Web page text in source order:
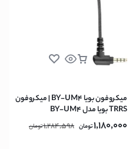
میکروفون بویا BY-UM4 | میکروفون
TRRS بویا مدل BY-UM4
1,180,000تومان 1,284,598تومان